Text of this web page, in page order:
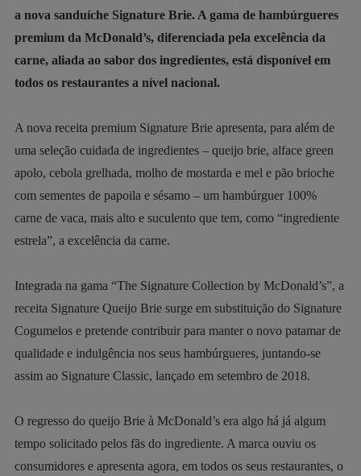
a nova sanduíche Signature Brie. A gama de hambúrgueres
premium da McDonald’s, diferenciada pela excelência da
carne, aliada ao sabor dos ingredientes, está disponível em
todos os restaurantes a nível nacional.
A nova receita premium Signature Brie apresenta, para além de
uma seleção cuidada de ingredientes – queijo brie, alface green
apolo, cebola grelhada, molho de mostarda e mel e pão brioche
com sementes de papoila e sésamo – um hambúrguer 100%
carne de vaca, mais alto e suculento que tem, como “ingrediente
estrela”, a excelência da carne.
Integrada na gama “The Signature Collection by McDonald’s”, a
receita Signature Queijo Brie surge em substituição do Signature
Cogumelos e pretende contribuir para manter o novo patamar de
qualidade e indulgência nos seus hambúrgueres, juntando-se
assim ao Signature Classic, lançado em setembro de 2018.
O regresso do queijo Brie à McDonald’s era algo há já algum
tempo solicitado pelos fãs do ingrediente. A marca ouviu os
consumidores e apresenta agora, em todos os seus restaurantes, o